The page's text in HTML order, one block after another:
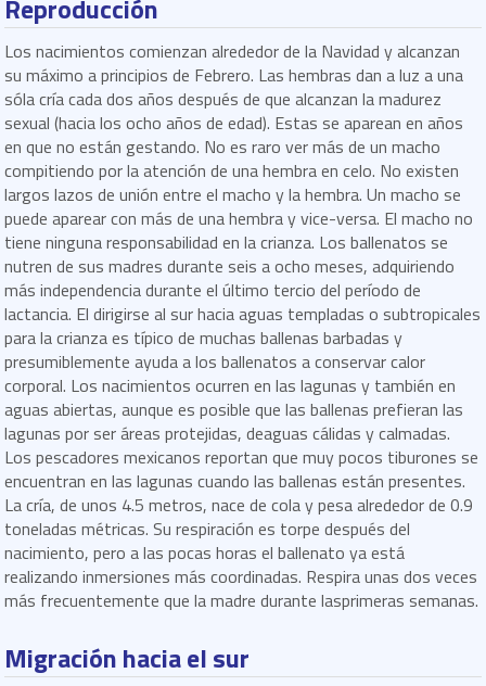
Reproducción
Los nacimientos comienzan alrededor de la Navidad y alcanzan
su máximo a principios de Febrero. Las hembras dan a luz a una
sóla cría cada dos años después de que alcanzan la madurez
sexual (hacia los ocho años de edad). Estas se aparean en años
en que no están gestando. No es raro ver más de un macho
compitiendo por la atención de una hembra en celo. No existen
largos lazos de unión entre el macho y la hembra. Un macho se
puede aparear con más de una hembra y vice-versa. El macho no
tiene ninguna responsabilidad en la crianza. Los ballenatos se
nutren de sus madres durante seis a ocho meses, adquiriendo
más independencia durante el último tercio del período de
lactancia. El dirigirse al sur hacia aguas templadas o subtropicales
para la crianza es típico de muchas ballenas barbadas y
presumiblemente ayuda a los ballenatos a conservar calor
corporal. Los nacimientos ocurren en las lagunas y también en
aguas abiertas, aunque es posible que las ballenas prefieran las
lagunas por ser áreas protejidas, deaguas cálidas y calmadas.
Los pescadores mexicanos reportan que muy pocos tiburones se
encuentran en las lagunas cuando las ballenas están presentes.
La cría, de unos 4.5 metros, nace de cola y pesa alrededor de 0.9
toneladas métricas. Su respiración es torpe después del
nacimiento, pero a las pocas horas el ballenato ya está
realizando inmersiones más coordinadas. Respira unas dos veces
más frecuentemente que la madre durante lasprimeras semanas.
Migración hacia el sur